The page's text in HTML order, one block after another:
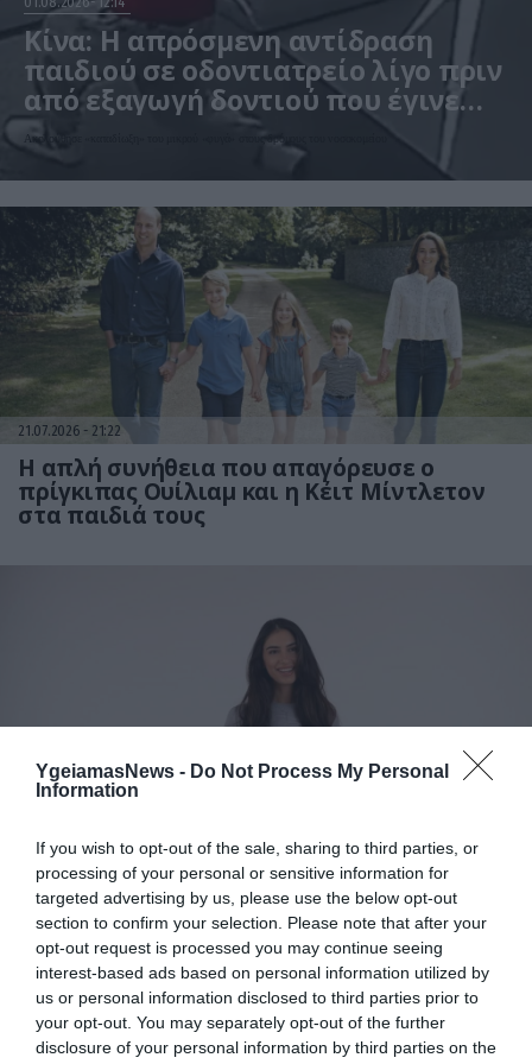
YgeiamasNews - Do Not Process My Personal
Information
If you wish to opt-out of the sale, sharing to third parties, or
processing of your personal or sensitive information for
targeted advertising by us, please use the below opt-out
section to confirm your selection. Please note that after your
opt-out request is processed you may continue seeing
interest-based ads based on personal information utilized by
us or personal information disclosed to third parties prior to
your opt-out. You may separately opt-out of the further
disclosure of your personal information by third parties on the
Κίνα: Η απρόσμενη αντίδραση
παιδιού σε οδοντιατρείο λίγο πριν
από εξαγωγή δοντιού που έγινε
viral – Δείτε βίντεο
Ακολούθησε «καταδίωξη» του μικρού «φυγά» στους δρόμους του νοσοκομείου
21.07.2026 21:22
Η απλή συνήθεια που απαγόρευσε ο
πρίγκιπας Ουίλιαμ και η Κέιτ Μίντλετον
στα παιδιά τους
20.07.2026 12:34
Άννα Πρέλεβιτς: «Για πόσο ακόμη θα
χωράνε μαζί στην αγκαλιά μου;» (φωτο)